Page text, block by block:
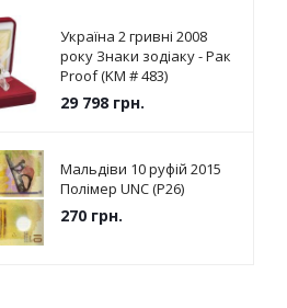
Україна 2 гривні 2008
року Знаки зодіаку - Рак
Proof (KM # 483)
29 798грн.
Мальдіви 10 руфій 2015
Полімер UNC (P26)
270грн.